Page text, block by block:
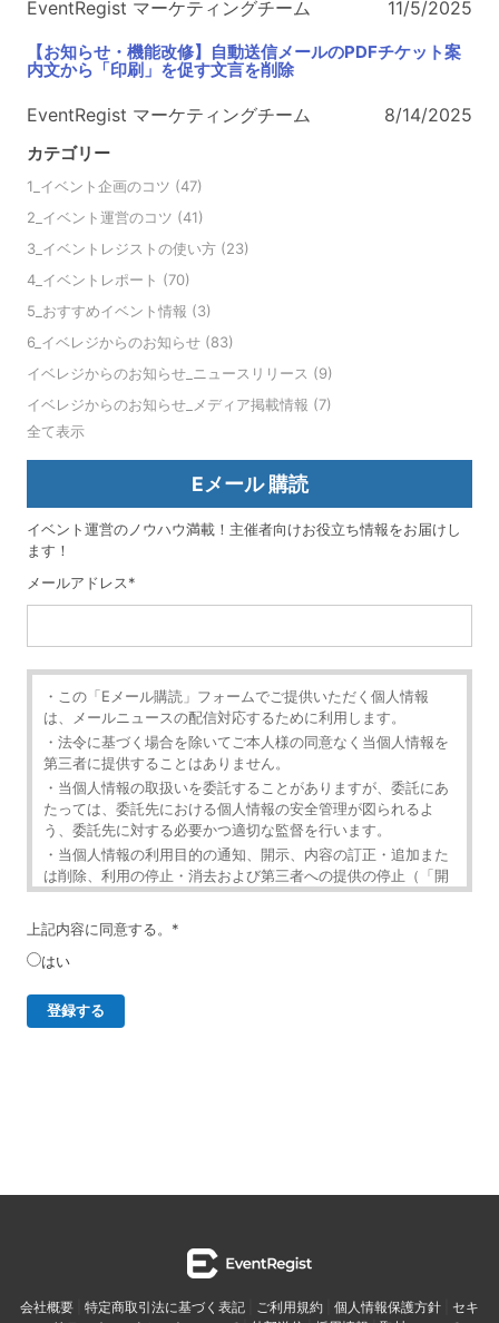
EventRegist マーケティングチーム 11/5/2025
【お知らせ・機能改修】自動送信メールのPDFチケット案
内文から「印刷」を促す文言を削除
EventRegist マーケティングチーム 8/14/2025
カテゴリー
1_イベント企画のコツ (47)
2_イベント運営のコツ (41)
3_イベントレジストの使い方 (23)
4_イベントレポート (70)
5_おすすめイベント情報 (3)
6_イベレジからのお知らせ (83)
イベレジからのお知らせ_ニュースリリース (9)
イベレジからのお知らせ_メディア掲載情報 (7)
全て表示
Eメール 購読
イベント運営のノウハウ満載！主催者向けお役立ち情報をお届けし
ます！
メールアドレス*
・この「Eメール購読」フォームでご提供いただく個人情報
は、メールニュースの配信対応するために利用します。
・法令に基づく場合を除いてご本人様の同意なく当個人情報を
第三者に提供することはありません。
・当個人情報の取扱いを委託することがありますが、委託にあ
たっては、委託先における個人情報の安全管理が図られるよ
う、委託先に対する必要かつ適切な監督を行います。
・当個人情報の利用目的の通知、開示、内容の訂正・追加また
は削除、利用の停止・消去および第三者への提供の停止（「開
示等」といいます。）を受け付けております。
・開示等の求めは、以下の「個人情報苦情及び相談窓口」で受
け付けます。
・ご入力頂く情報の提供は任意となっております。ただし、正
信に対応できないことがあります。
個人情報苦情及び相談窓口
E-Mail ： contact@eventregist.com
上記内容に同意する。 *
はい
会社概要 特定商取引法に基づく表記 ご利用規約 個人情報保護方針
セキ